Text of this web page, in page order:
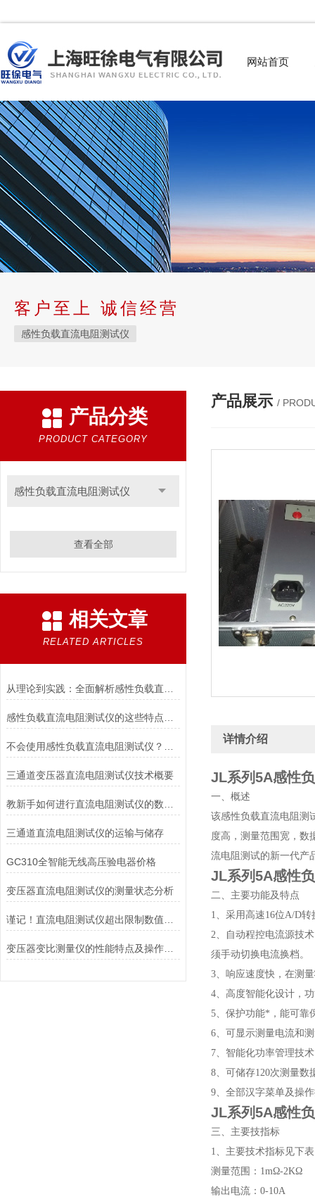
网站首页
客户至上 诚信经营
感性负载直流电阻测试仪
产品分类
PRODUCT CATEGORY
感性负载直流电阻测试仪
查看全部
相关文章
RELATED ARTICLES
三通道变压器直流电阻测试仪技术概要
三通道直流电阻测试仪的运输与储存
GC310全智能无线高压验电器价格
变压器直流电阻测试仪的测量状态分析
变压器变比测量仪的性能特点及操作方法
产品展示 /
详情介绍
JL系列5A感性
一、概
该感性负载直流电阻测
度高，测量范围宽，数
流电阻测试的新一代产
JL系列5A感性
二、主要功能及特点
1、采用高速16位A/D
2、自动程控电流源技
须手动切换电流换档。
3、响应速度快，在测
4、高度智能化设计，
5、保护功能*，能可靠
6、可显示测量电流和
7、智能化功率管理技
8、可储存120次测量数
9、全部汉字菜单及操
JL系列5A感性
三、主要技指标
1、主要技术指标见下
测量范围：1mΩ-2KΩ
输出电流：0-10A